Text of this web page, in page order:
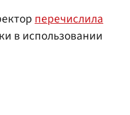
перечислила
в использовании